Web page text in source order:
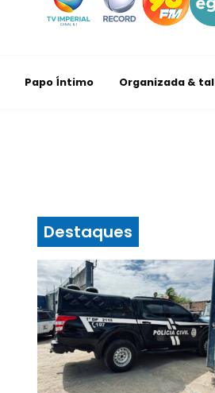
Papo Íntimo Organizada & tal
Destaques